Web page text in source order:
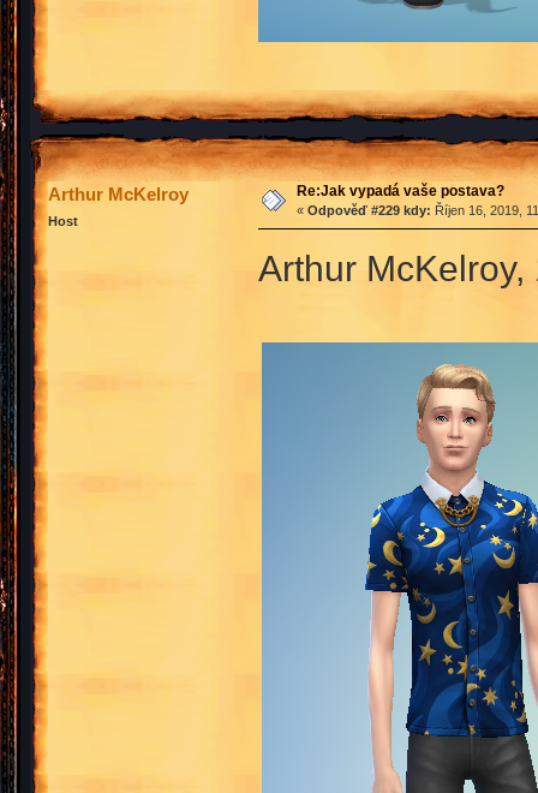
Arthur McKelroy
Host
Re:Jak vypadá vaše postava?
« Odpověď #229 kdy: Říjen 16, 2019,
Arthur